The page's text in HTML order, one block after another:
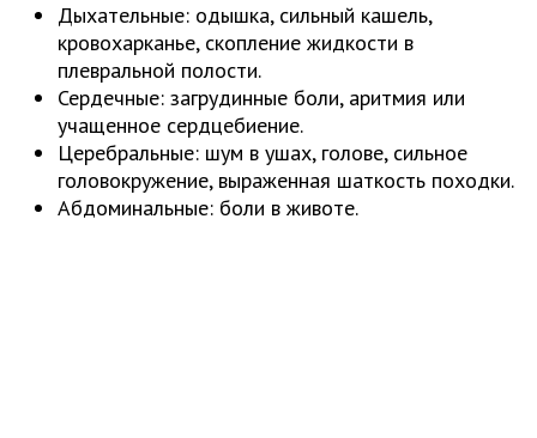
Дыхательные: одышка, сильный кашель,
кровохарканье, скопление жидкости в
плевральной полости.
Сердечные: загрудинные боли, аритмия или
учащенное сердцебиение.
Церебральные: шум в ушах, голове, сильное
головокружение, выраженная шаткость походки.
Абдоминальные: боли в животе.